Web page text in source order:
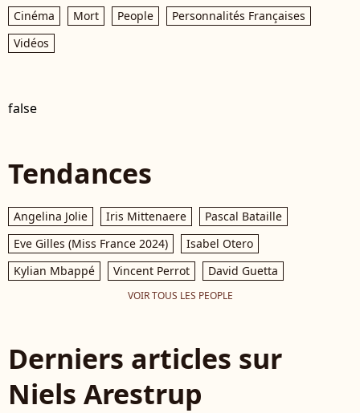
Cinéma Mort People
Personnalités Françaises
Vidéos
false
Tendances
Angelina Jolie Iris Mittenaere
Pascal Bataille
Eve Gilles (Miss France 2024)
Isabel Otero
Kylian Mbappé
Vincent Perrot David Guetta
VOIR TOUS LES PEOPLE
Derniers articles sur
Niels Arestrup